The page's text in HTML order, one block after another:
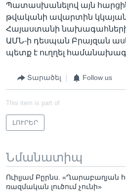
Պատասխանելով այն
թվականի ավարտին
Հայաստանի նախագահների
ԱՄՆ-ի դեսպան Բրայզան
պետք է ուղղել
Տարածել Follow us
This item is part of
ԼՈՒՐԵՐ
Նմանատիպ
Ուիլյամ Բըրնս. «Ղարաբաղյան
ռազմական լուծում չունի»